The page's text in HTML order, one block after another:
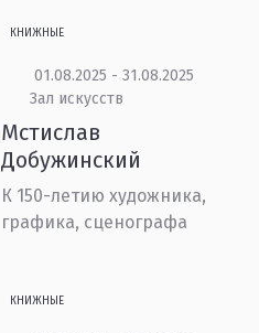
КНИЖНЫЕ
01.08.2025 - 31.08.2025
Зал искусств
Мстислав
Добужинский
К 150-летию художника,
графика, сценографа
КНИЖНЫЕ